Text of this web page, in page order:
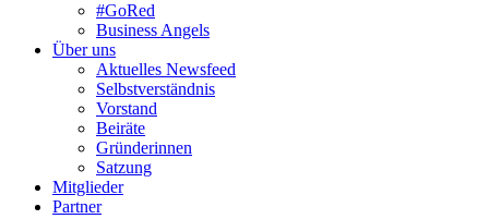
#GoRed
Business Angels
Über uns
Aktuelles Newsfeed
Selbstverständnis
Vorstand
Beiräte
Gründerinnen
Satzung
Mitglieder
Partner